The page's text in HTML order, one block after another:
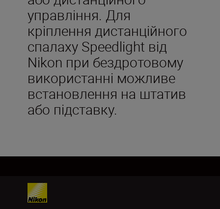
управління. Для
кріплення дистанційного
спалаху Speedlight від
Nikon при бездротовому
використанні можливе
встановлення на штатив
або підставку.